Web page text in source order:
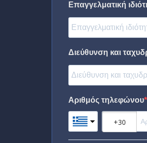
Επαγγελματική
Διεύθυνση και
Αριθμός τηλεφώνου